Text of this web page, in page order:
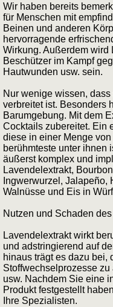
Wir haben bereits
für Menschen mit
Beinen und anderen
hervorragende
Wirkung. Außerdem wird
Beschützer im Kampf
Hautwunden usw. sein.
Nur wenige wissen,
verbreitet ist. Besonders
Barumgebung. Mit dem
Cocktails zubereitet. Ein
diese in einer Menge
berühmteste unter ihnen
äußerst komplex und
Lavendelextrakt,
Ingwerwurzel, Jalapeño,
Walnüsse und Eis in
Nutzen und Schaden
Lavendelextrakt wirkt
und adstringierend auf
hinaus trägt es dazu bei,
Stoffwechselprozesse
usw. Nachdem Sie eine
Produkt festgestellt
Ihre Spezialisten.